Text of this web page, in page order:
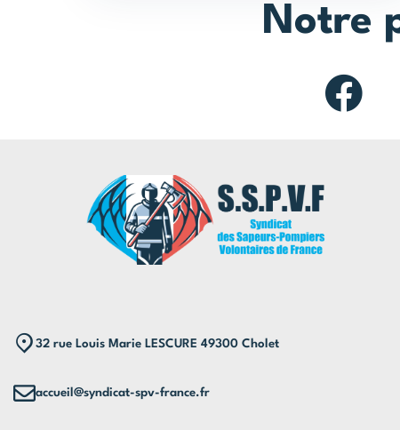
Notre
32 rue Louis Marie LESCURE 49300 Cholet
accueil@syndicat-spv-france.fr